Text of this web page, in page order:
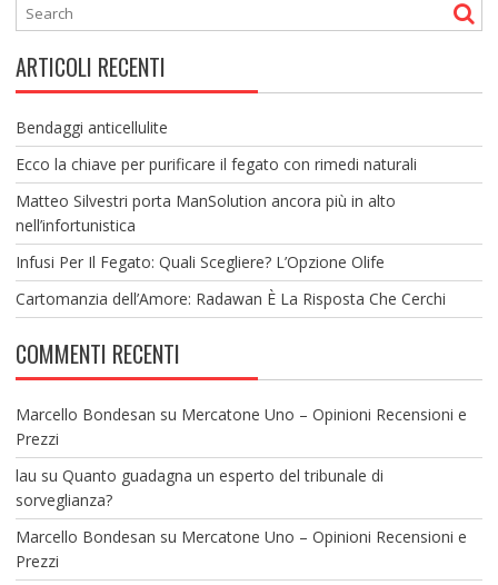
ARTICOLI RECENTI
Bendaggi anticellulite
Ecco la chiave per purificare il fegato con rimedi naturali
Matteo Silvestri porta ManSolution ancora più in alto
nell’infortunistica
Infusi Per Il Fegato: Quali Scegliere? L’Opzione Olife
Cartomanzia dell’Amore: Radawan È La Risposta Che Cerchi
COMMENTI RECENTI
Marcello Bondesan su Mercatone Uno – Opinioni Recensioni e
Prezzi
lau su Quanto guadagna un esperto del tribunale di
sorveglianza?
Marcello Bondesan su Mercatone Uno – Opinioni Recensioni e
Prezzi